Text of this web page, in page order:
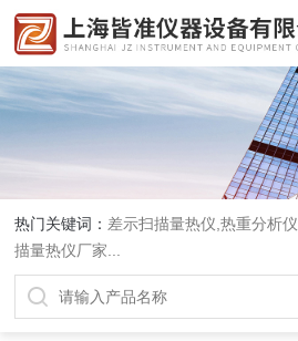
热门关键词： 差示扫描量热仪 ,热重分析仪
描量热仪厂家